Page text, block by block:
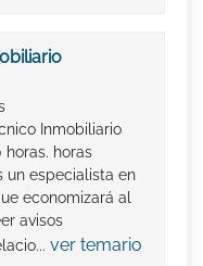
Inmobiliario
horas
un especialista en
economizará al
avisos
ver temario